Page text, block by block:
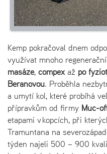
Kemp pokračoval dnem
využívat mnoho
masáže, compexaž po
Beranovou. Proběhla
a umytí kol, které probíhá
přípravkům od firmy Muc-
etapami v kopcích, při
Tramuntana na
týden najeli 500 – 900